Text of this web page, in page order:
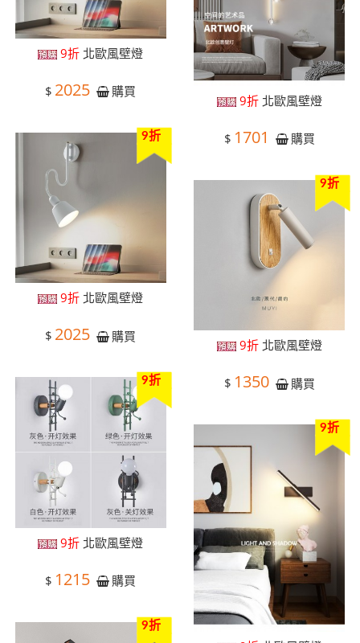
9折 北歐風壁燈
$ 2025 購買
9折北歐風壁燈
$ 1701 購買
9折
9折 北歐風壁燈
$ 2025 購買
9折
9折北歐風壁燈
$ 1350 購買
9折
9折 北歐風壁燈
$ 1215 購買
9折
9折